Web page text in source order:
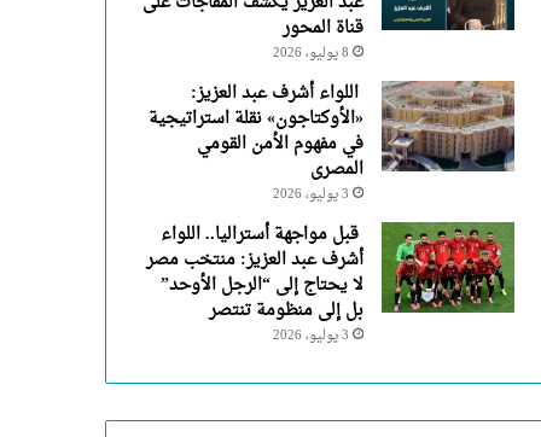
قناة المحور
8 يوليو، 2026
اللواء أشرف عبد العزيز:
«الأوكتاجون» نقلة استراتيجية
في مفهوم الأمن القومي
المصرى
3 يوليو، 2026
قبل مواجهة أستراليا.. اللواء
أشرف عبد العزيز: منتخب مصر
لا يحتاج إلى “الرجل الأوحد”
بل إلى منظومة تنتصر
3 يوليو، 2026